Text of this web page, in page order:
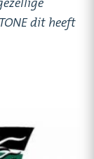
dit heeft